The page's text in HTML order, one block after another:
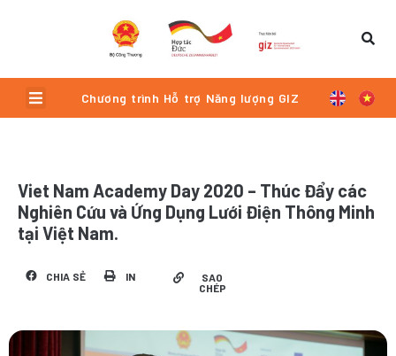
Menu Chương trình Hỗ trợ Năng lượng GIZ
Viet Nam Academy Day 2020 – Thúc Đẩy các
Nghiên Cứu và Ứng Dụng Lưới Điện Thông Minh
tại Việt Nam.
CHIA SẺ IN
SAO
CHÉP